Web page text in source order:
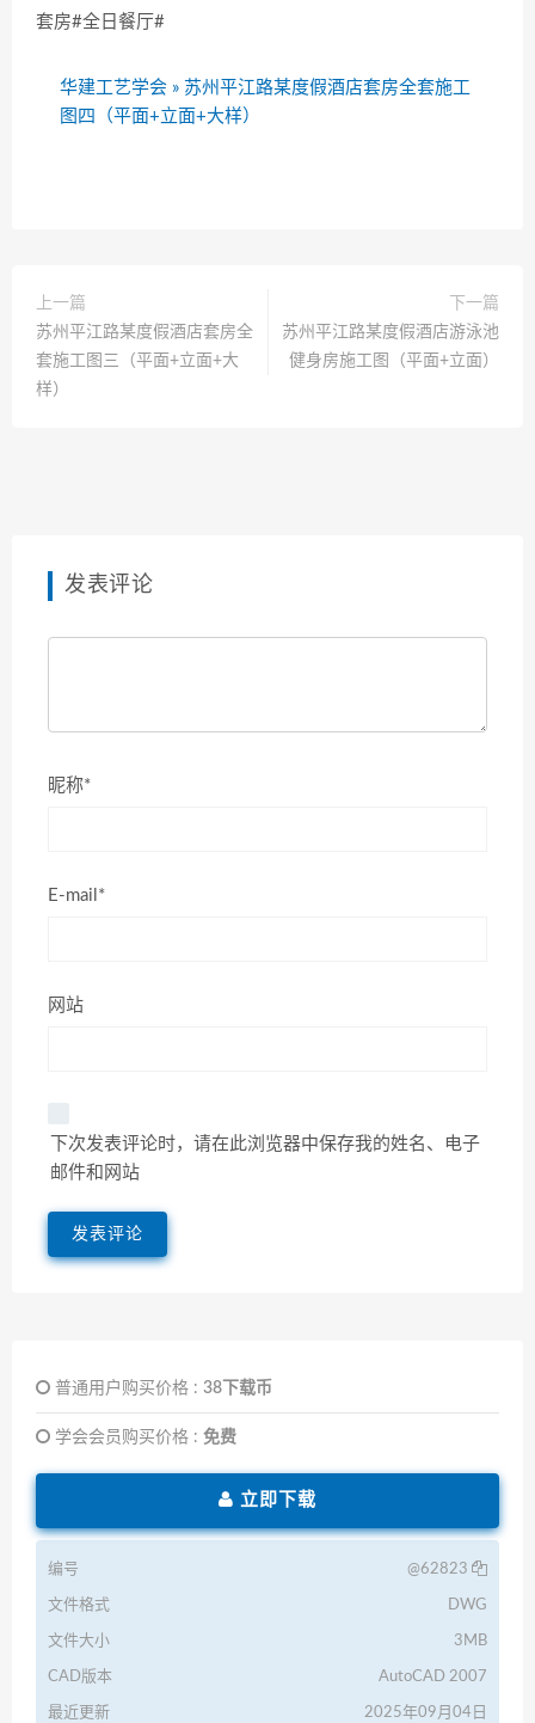
套房#全日餐厅#
华建工艺学会 » 苏州平江路某度假酒店套房全套施工
图四（平面+立面+大样）
上一篇
苏州平江路某度假酒店套房全
套施工图三（平面+立面+大
样）
下一篇
苏州平江路某度假酒店游泳池
健身房施工图（平面+立面）
发表评论
昵称*
E-mail*
网站
下次发表评论时，请在此浏览器中保存我的姓名、电子
邮件和网站
普通用户购买价格 : 38下载币
学会会员购买价格 : 免费
立即下载
编号 @62823
文件格式 DWG
文件大小 3MB
CAD版本 AutoCAD 2007
最近更新 2025年09月04日